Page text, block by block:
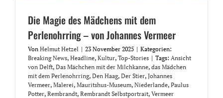
Die Magie des Mädchens mit dem
Perlenohrring – von Johannes Vermeer
Von Helmut Hetzel | 23 November 2025 | Kategorien:
Breaking News, Headline, Kultur, Top-Stories | Tags: Ansicht
von Delft, Das Mächchen mit der Milchkanne, das Mädchen
mit dem Perlenohrring, Den Haag, Der Stier, Johannes
Vermeer, Malerei, Mauritshus-Museum, Niederlande, Paulus
Potter, Rembrandt, Rembrandt Selbstportrait, Vermeer